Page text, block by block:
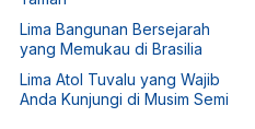
Lima Bangunan Bersejarah
yang Memukau di Brasilia
Lima Atol Tuvalu yang Wajib
Anda Kunjungi di Musim Semi